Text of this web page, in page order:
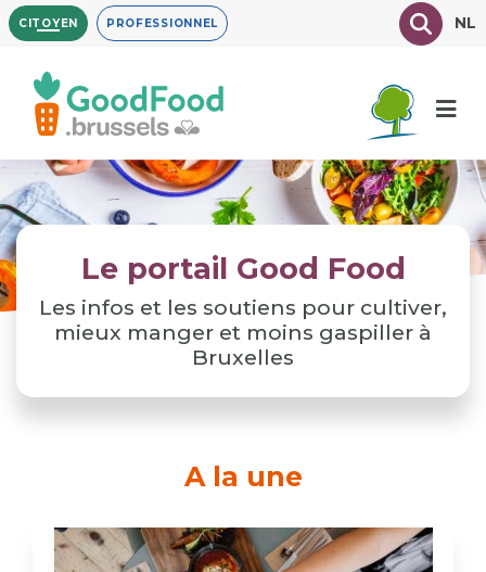
Aller
au
contenu
principal
CITOYEN PROFESSIONNEL TexteNL
Le portail Good Food
Les infos et les soutiens pour cultiver,
mieux manger et moins gaspiller à
Bruxelles
A la une